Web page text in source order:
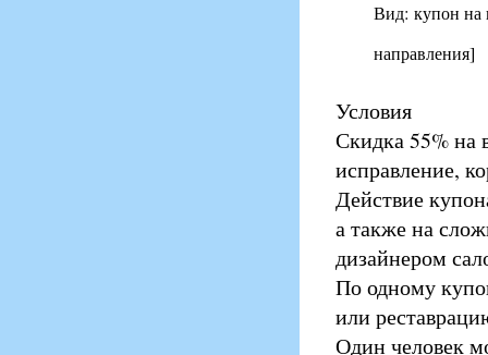
Вид: купон
направления]
Условия
Скидка 55% на
исправление,
Действие
а также на
дизайнером
По одному
или
Один человек